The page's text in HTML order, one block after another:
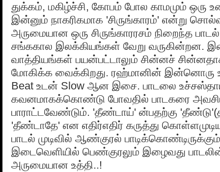
துக்கம், மகிழ்ச்சி, கோபம் போல காமமும்
இன்னும் நாகரிகமாக 'சிருங்காரம்' என்று
அருமையான ஒரு சிருங்காரரசம் நிறைந்த
சங்ககால இலக்கியங்கள் வேறு வருகின்றன.
வாத்தியங்கள் பயன்பட்டாலும் சின்னச்
மோகிக்க வைக்கிறது. ரஹ்மானின் இன்னொரு
Beat உடன் Slow ஆன இசை. பாடலை
கவனமாகக்கொண்டு போவதில் பாடகரை
பாராட்டவேண்டும். 'தீண்டாய்' ன்பதற்கு
'தீண்டாதே' என எதிர்எதிர் கருத்து
பாடல் முடிவில் ஆண்குரல் பாடிக்கொண்டிருக்கும்
இடைவெளியில் பெண்குரலும் இழைவது
அருமையான உத்தி..!